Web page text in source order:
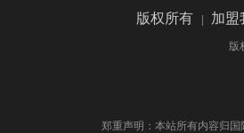
版权所有 | 加
版
郑重声明：本站所有内容归